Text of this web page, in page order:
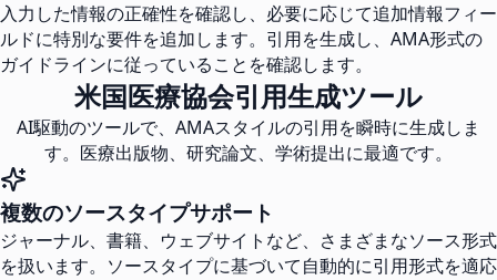
入力した情報の正確性を確認し、必要に応じて追加情報フィー
ルドに特別な要件を追加します。引用を生成し、AMA形式の
ガイドラインに従っていることを確認します。
米国医療協会引用生成ツール
AI駆動のツールで、AMAスタイルの引用を瞬時に生成しま
す。医療出版物、研究論文、学術提出に最適です。
複数のソースタイプサポート
ジャーナル、書籍、ウェブサイトなど、さまざまなソース形式
を扱います。ソースタイプに基づいて自動的に引用形式を適応